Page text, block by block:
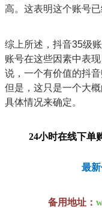
高。这表明这个账号
综上所述，抖音35级
账号在这些因素中表
说，一个有价值的抖
但是，这只是一个大
具体情况来确定。
24小时在线下单
最新价
备用地址：